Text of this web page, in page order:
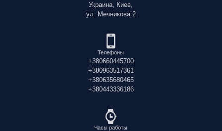
Украина, Киев,
ул. Мечникова 2
Телефоны
+380660445700
+380963517361
+380635680465
+380443336186
Часы работы